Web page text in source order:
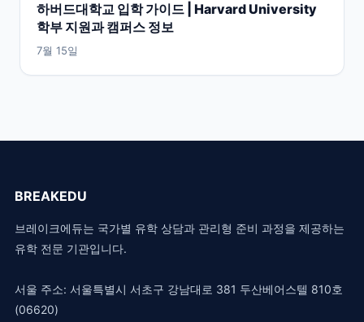
하버드대학교 입학 가이드 | Harvard University
학부 지원과 캠퍼스 정보
7월 15일
BREAKEDU
브레이크에듀는 국가별 유학 상담과 관리형 준비 과정을 제공하는
유학 전문 기관입니다.
서울 주소: 서울특별시 서초구 강남대로 381 두산베어스텔 810호
(06620)